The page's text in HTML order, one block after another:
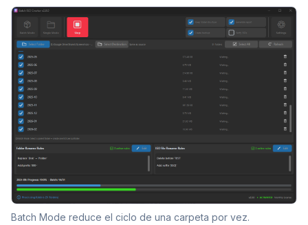
Batch Mode reduce el ciclo de una carpeta por vez.